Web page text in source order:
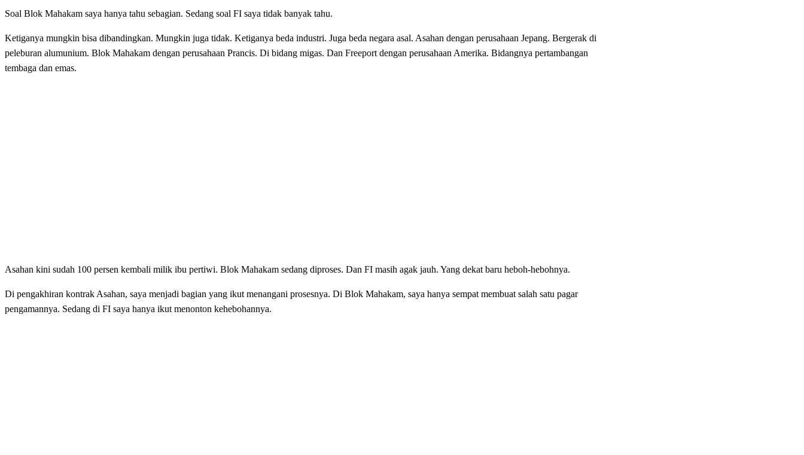
Soal Blok Mahakam saya hanya tahu sebagian. Sedang soal FI saya tidak banyak tahu.
Ketiganya mungkin bisa dibandingkan. Mungkin juga tidak. Ketiganya beda industri. Juga beda negara asal. Asahan dengan perusahaan Jepang. Bergerak di
peleburan alumunium. Blok Mahakam dengan perusahaan Prancis. Di bidang migas. Dan Freeport dengan perusahaan Amerika. Bidangnya pertambangan
tembaga dan emas.
Asahan kini sudah 100 persen kembali milik ibu pertiwi. Blok Mahakam sedang diproses. Dan FI masih agak jauh. Yang dekat baru heboh-hebohnya.
Di pengakhiran kontrak Asahan, saya menjadi bagian yang ikut menangani prosesnya. Di Blok Mahakam, saya hanya sempat membuat salah satu pagar
pengamannya. Sedang di FI saya hanya ikut menonton kehebohannya.